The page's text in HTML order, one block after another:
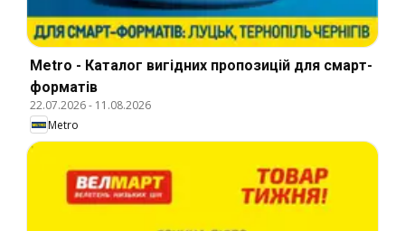
Metro - Каталог вигідних пропозицій для смарт-
форматів
22.07.2026- 11.08.2026
Metro